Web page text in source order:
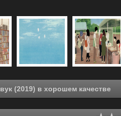
Смотреть онлайн Онгаку: Наш звук (2019) в хорошем качестве